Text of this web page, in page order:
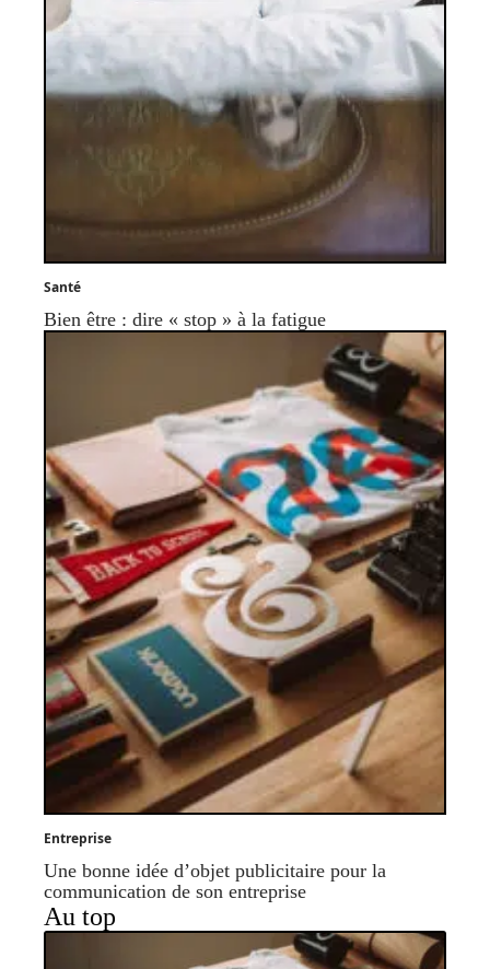
Santé
Bien être : dire « stop » à la fatigue
Entreprise
Une bonne idée d’objet publicitaire pour la
communication de son entreprise
Au top